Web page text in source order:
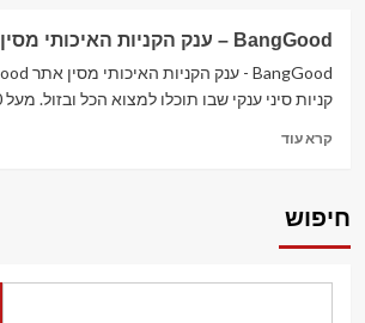
BangGood – ענק הקניות האיכותי מסין
קניות סיני ענקי שבו תוכלו למצוא הכל ובזול. מעל 70,00 מוצרים...
קרא עודRead
ענק
חיפוש